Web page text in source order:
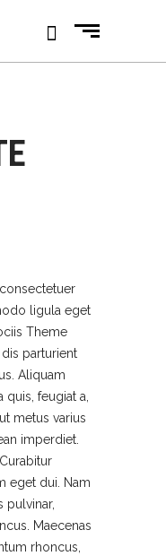
ligula eget
Theme
parturient
Aliquam
quis, feugiat a,
metus varius
imperdiet.
eget dui. Nam
pulvinar,
Maecenas
rhoncus,